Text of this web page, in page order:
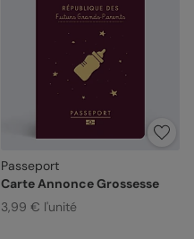
Passeport
Carte Annonce Grossesse
3,99 € l'unité